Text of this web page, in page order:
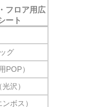
フロア用広
ート
グ
POP）
沢）
ボス）